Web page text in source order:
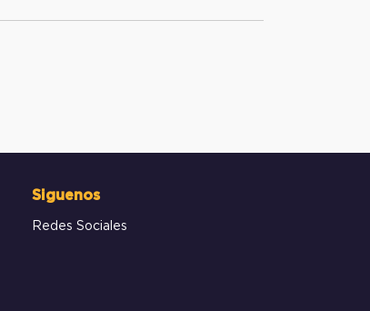
Siguenos
Redes Sociales